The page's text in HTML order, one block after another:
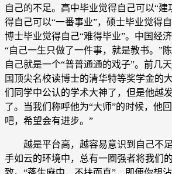
自己的不足。高中毕业觉得自己可以“建
得自己可以“一番事业”，硕士毕业觉得自
博士毕业觉得自己“难得毕业”。中国经
“自己一生只做了一件事，就是教书。”
自己就是一个“普普通通的戏子”。前几
国顶尖名校读博士的清华特等奖学金的
们同学中公认的学术大神了，但是他越
了。当我们称呼他为“大师”的时候，他
吧，希望会有进步。”
越是平台高，越容易意识到自己不足
手如云的环境中，总有一圈强者将我们